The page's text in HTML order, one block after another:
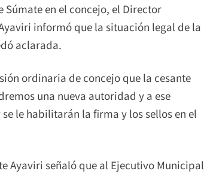
en el concejo, el Director
informó que la situación legal de la
aclarada.
ordinaria de concejo que la cesante
una nueva autoridad y a ese
le habilitarán la firma y los sellos en el
Ayaviri señaló que al Ejecutivo Municipal